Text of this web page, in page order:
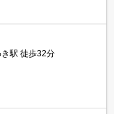
駅 徒歩32分